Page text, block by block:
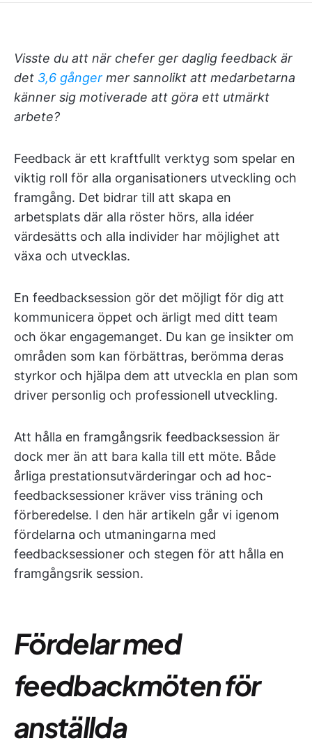
Visste du att när chefer ger daglig feedback är
det 3,6 gånger mer sannolikt att medarbetarna
känner sig motiverade att göra ett utmärkt
arbete?
Feedback är ett kraftfullt verktyg som spelar en
viktig roll för alla organisationers utveckling och
framgång. Det bidrar till att skapa en
arbetsplats där alla röster hörs, alla idéer
värdesätts och alla individer har möjlighet att
växa och utvecklas.
En feedbacksession gör det möjligt för dig att
kommunicera öppet och ärligt med ditt team
och ökar engagemanget. Du kan ge insikter om
områden som kan förbättras, berömma deras
styrkor och hjälpa dem att utveckla en plan som
driver personlig och professionell utveckling.
Att hålla en framgångsrik feedbacksession är
dock mer än att bara kalla till ett möte. Både
årliga prestationsutvärderingar och ad hoc-
feedbacksessioner kräver viss träning och
förberedelse. I den här artikeln går vi igenom
fördelarna och utmaningarna med
feedbacksessioner och stegen för att hålla en
framgångsrik session.
Fördelar med
feedbackmöten för
anställda